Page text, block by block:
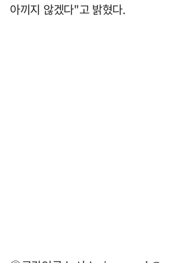
아끼지 않겠다"고 밝혔다.